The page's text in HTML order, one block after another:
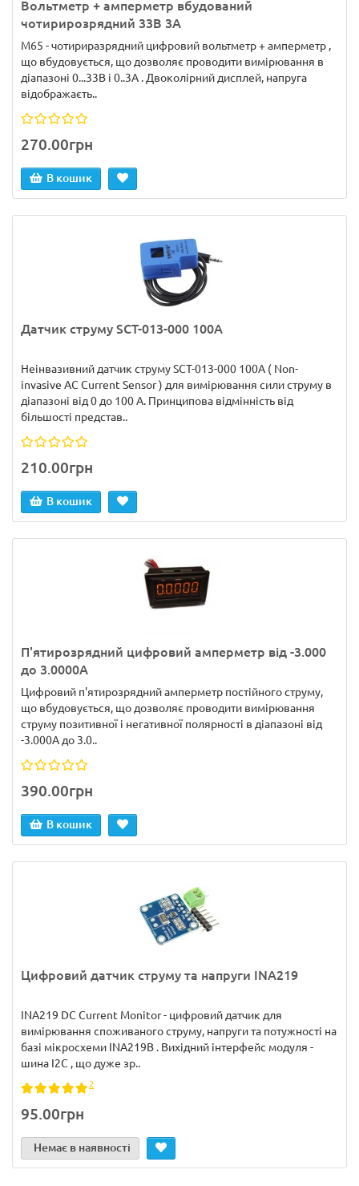
Вольтметр + амперметр вбудований
чотирирозрядний 33В 3А
M65 - чотириразрядний цифровий вольтметр + амперметр ,
що вбудовується, що дозволяє проводити вимірювання в
діапазоні 0...33В і 0..3А . Двоколірний дисплей, напруга
відображаєть..
270.00грн
В кошик
Датчик струму SCT-013-000 100А
Неінвазивний датчик струму SCT-013-000 100А ( Non-
invasive AC Current Sensor ) для вимірювання сили струму в
діапазоні від 0 до 100 А. Принципова відмінність від
більшості представ..
210.00грн
В кошик
П'ятирозрядний цифровий амперметр від -3.000
до 3.0000А
Цифровий п'ятирозрядний амперметр постійного струму,
що вбудовується, що дозволяє проводити вимірювання
струму позитивної і негативної полярності в діапазоні від
-3.000А до 3.0..
390.00грн
В кошик
Цифровий датчик струму та напруги INA219
INA219 DC Current Monitor - цифровий датчик для
вимірювання споживаного струму, напруги та потужності на
базі мікросхеми INA219B . Вихідний інтерфейс модуля -
шина I2C , що дуже зр..
2
95.00грн
Немає в наявності